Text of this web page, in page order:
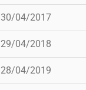
30/04/2017
29/04/2018
28/04/2019